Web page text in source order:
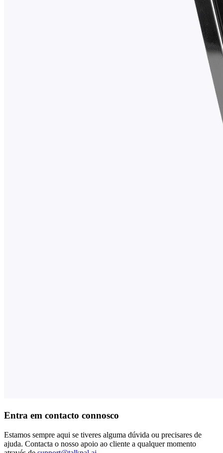
Entra em contacto connosco
Estamos sempre aqui se tiveres alguma dúvida ou precisares de
ajuda. Contacta o nosso apoio ao cliente a qualquer momento